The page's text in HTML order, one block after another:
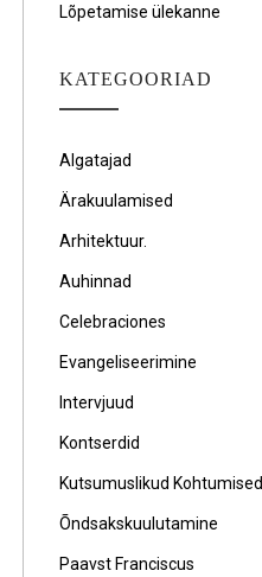
Lõpetamise ülekanne
KATEGOORIAD
Algatajad
Ärakuulamised
Arhitektuur.
Auhinnad
Celebraciones
Evangeliseerimine
Intervjuud
Kontserdid
Kutsumuslikud Kohtumised
Õndsakskuulutamine
Paavst Franciscus